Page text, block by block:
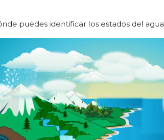
puedes identificar los estados del